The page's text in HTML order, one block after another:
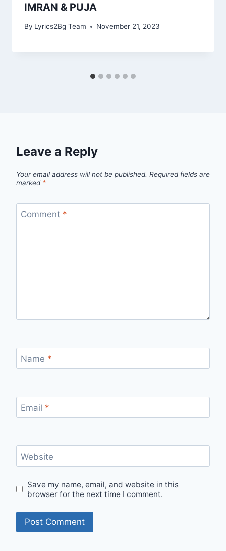
IMRAN & PUJA
By Lyrics2Bg Team November 21, 2023
Leave a Reply
Your email address will not be published. Required fields are
marked *
Comment *
Name *
Email *
Website
Save my name, email, and website in this
browser for the next time I comment.